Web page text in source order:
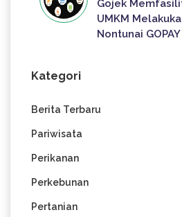
Gojek
UMKM
Nontunai GOPAY
Kategori
Berita Terbaru
Pariwisata
Perikanan
Perkebunan
Pertanian